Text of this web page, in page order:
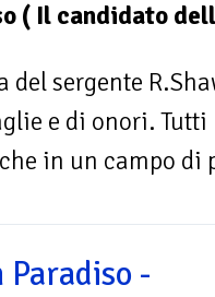
( Il candidato
del sergente
e di onori.
in un campo
-